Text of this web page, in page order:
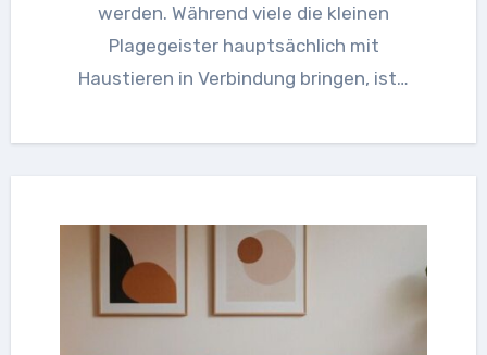
werden. Während viele die kleinen
Plagegeister hauptsächlich mit
Haustieren in Verbindung bringen, ist…